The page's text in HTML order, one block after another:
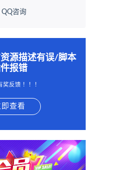
QQ咨询
资源描述有误/脚本
报错
奖反馈 ！！！
即查看